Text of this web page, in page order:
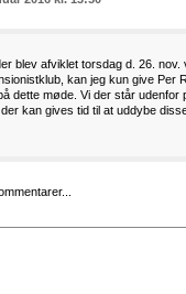
blev afviklet torsdag d. 26.
kan jeg kun give Per
dette møde. Vi der står
kan gives tid til at uddybe